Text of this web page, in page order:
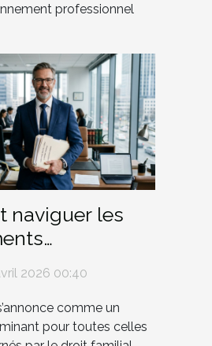
professionnel
naviguer les
en droit
2026 ?
2026 00:40
comme un
pour toutes celles